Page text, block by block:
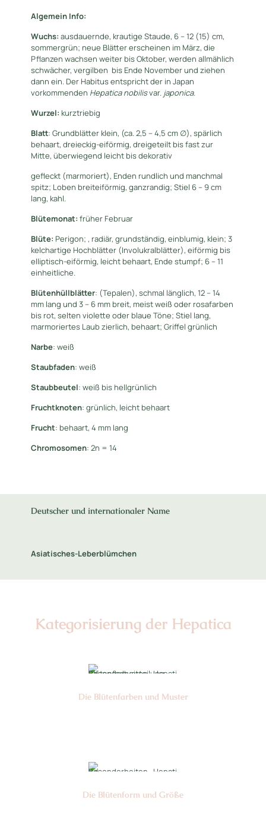
Algemein Info:
Wuchs:ausdauernde, krautige Staude, 6 – 12 (15) cm,
sommergrün; neue Blätter erscheinen im März, die
Pflanzen wachsen weiter bis Oktober, werden allmählich
schwächer, vergilben bis Ende November und ziehen
dann ein. Der Habitus entspricht der in Japan
vorkommenden Hepatica nobilisvar. japonica.
Wurzel: kurztriebig
Blatt: Grundblätter klein, (ca. 2,5 – 4,5 cm ∅), spärlich
behaart, dreieckig-eiförmig, dreigeteilt bis fast zur
Mitte, überwiegend leicht bis dekorativ
gefleckt (marmoriert), Enden rundlich und manchmal
spitz; Loben breiteiförmig, ganzrandig; Stiel 6 – 9 cm
lang, kahl.
Blütemonat:früher Februar
Blüte: Perigon; , radiär, grundständig, einblumig, klein; 3
kelchartige Hochblätter (Involukralblätter), eiförmig bis
elliptisch-eiförmig, leicht behaart, Ende stumpf; 6 – 11
einheitliche.
Blütenhüllblätter: (Tepalen), schmal länglich, 12 – 14
mm lang und 3 – 6 mm breit, meist weiß oder rosafarben
bis rot, selten violette oder blaue Töne; Stiel lang,
marmoriertes Laub zierlich, behaart; Griffel grünlich
Narbe: weiß
Staubfaden: weiß
Staubbeutel: weiß bis hellgrünlich
Fruchtknoten: grünlich, leicht behaart
Frucht: behaart, 4 mm lang
Chromosomen: 2n = 14
Deutscher und internationaler Name
Asiatisches-Leberblümchen
Kategorisierung der Hepatica
Die Blüten­farben und Muster
Die Blüten­form und Größe